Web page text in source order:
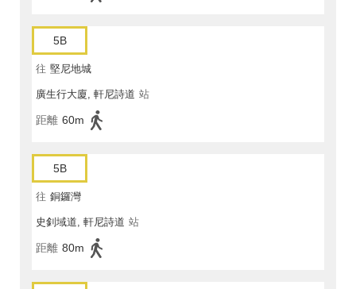
5B
往 堅尼地城
廣生行大廈, 軒尼詩道 站
距離 60m
5B
往 銅鑼灣
史釗域道, 軒尼詩道 站
距離 80m